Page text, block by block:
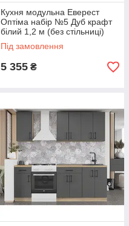
Кухня модульна Еверест
Оптіма набір №5 Дуб крафт
білий 1,2 м (без стільниці)
(DTM-5712)
Під замовлення
5 355 ₴